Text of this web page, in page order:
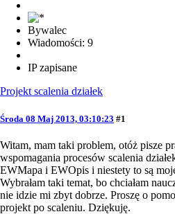
Bywalec
Wiadomości: 9
IP zapisane
Projekt scalenia działek
Środa 08 Maj 2013, 03:10:23 #1
Witam, mam taki problem, otóż pisze
wspomagania procesów scalenia
EWMapa i EWOpis i niestety to są
Wybrałam taki temat, bo chciałam
nie idzie mi zbyt dobrze. Proszę o
projekt po scaleniu. Dziękuję.